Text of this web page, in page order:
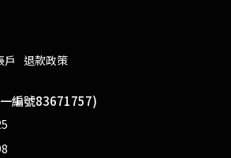
戶 退款政策
編號83671757)